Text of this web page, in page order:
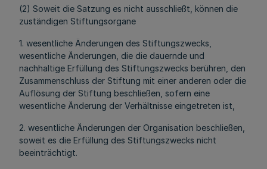
(2) Soweit die Satzung es nicht ausschließt, können die
zuständigen Stiftungsorgane
1. wesentliche Änderungen des Stiftungszwecks,
wesentliche Änderungen, die die dauernde und
nachhaltige Erfüllung des Stiftungszwecks berühren, den
Zusammenschluss der Stiftung mit einer anderen oder die
Auflösung der Stiftung beschließen, sofern eine
wesentliche Änderung der Verhältnisse eingetreten ist,
2. wesentliche Änderungen der Organisation beschließen,
soweit es die Erfüllung des Stiftungszwecks nicht
beeinträchtigt.